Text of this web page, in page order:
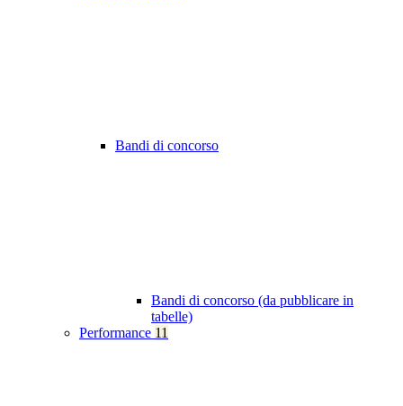
Bandi di concorso
Bandi di concorso (da pubblicare in
tabelle)
Performance 11